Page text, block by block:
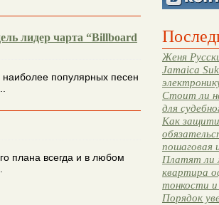
Женя
Jamaica
Стоит ли
для
Как
пошаговая
Платят ли
квартира
тонкости
Порядок
лидер чарта “Billboard
наиболее популярных песен
плана всегда и в любом